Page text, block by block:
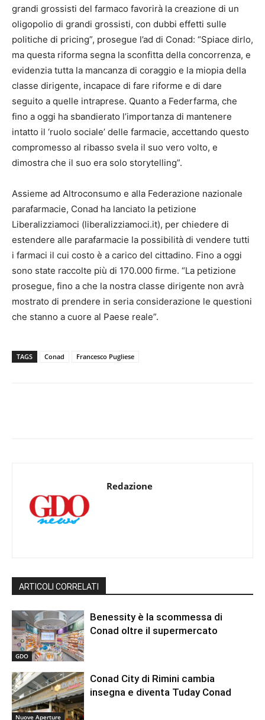
grandi grossisti del farmaco favorirà la creazione di un
oligopolio di grandi grossisti, con dubbi effetti sulle
politiche di pricing”, prosegue l’ad di Conad: “Spiace dirlo,
ma questa riforma segna la sconfitta della concorrenza, e
evidenzia tutta la mancanza di coraggio e la miopia della
classe dirigente, incapace di fare riforme e di dare
seguito a quelle intraprese. Quanto a Federfarma, che
fino a oggi ha sbandierato l’importanza di mantenere
intatto il ‘ruolo sociale’ delle farmacie, accettando questo
compromesso al ribasso svela il suo vero volto, e
dimostra che il suo era solo storytelling”.
Assieme ad Altroconsumo e alla Federazione nazionale
parafarmacie, Conad ha lanciato la petizione
Liberalizziamoci (liberalizziamoci.it), per chiedere di
estendere alle parafarmacie la possibilità di vendere tutti
i farmaci il cui costo è a carico del cittadino. Fino a oggi
sono state raccolte più di 170.000 firme. “La petizione
prosegue, fino a che la nostra classe dirigente non avrà
mostrato di prendere in seria considerazione le questioni
che stanno a cuore al Paese reale”.
TAGS Conad Francesco Pugliese
Redazione
ARTICOLI CORRELATI
GDO
Benessity è la scommessa di
Conad oltre il supermercato
Nuove Aperture
Conad City di Rimini cambia
insegna e diventa Tuday Conad